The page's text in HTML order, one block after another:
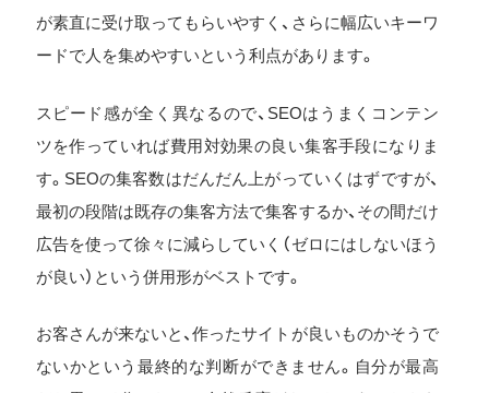
が素直に受け取ってもらいやすく、さらに幅広いキーワ
ードで人を集めやすいという利点があります。
スピード感が全く異なるので、SEOはうまくコンテン
ツを作っていれば費用対効果の良い集客手段になりま
す。SEOの集客数はだんだん上がっていくはずですが、
最初の段階は既存の集客方法で集客するか、その間だけ
広告を使って徐々に減らしていく（ゼロにはしないほう
が良い）という併用形がベストです。
お客さんが来ないと、作ったサイトが良いものかそうで
ないかという最終的な判断ができません。自分が最高